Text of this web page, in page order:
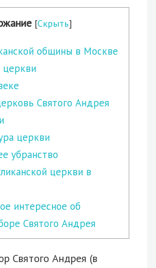
[Скрыть]
общины в Москве
церкви
Святого Андрея
церкви
убранство
церкви в
интересное об
Святого Андрея
Святого Андрея (в